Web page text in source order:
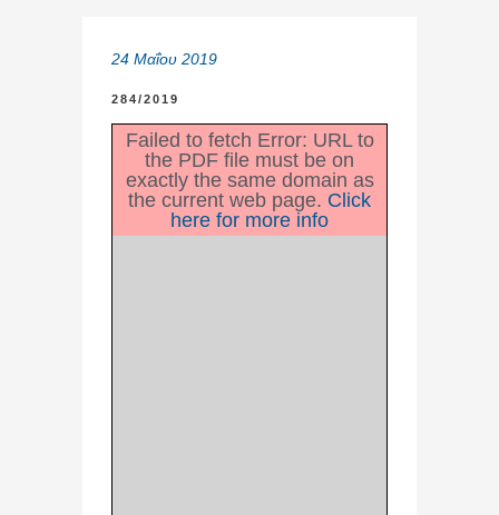
24 Μαΐου 2019
284/2019
Failed to fetch Error: URL to
the PDF file must be on
exactly the same domain as
the current web page. Click
here for more info